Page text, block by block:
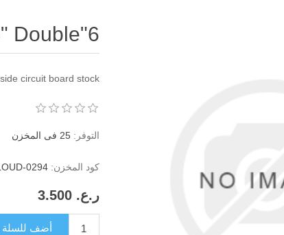
6"x8" Double
circuit board stock
التوفر: 25 فى المخزن
كود المخزن: 0294
ر.ع.‏‏ 3.500
أضف للسلة